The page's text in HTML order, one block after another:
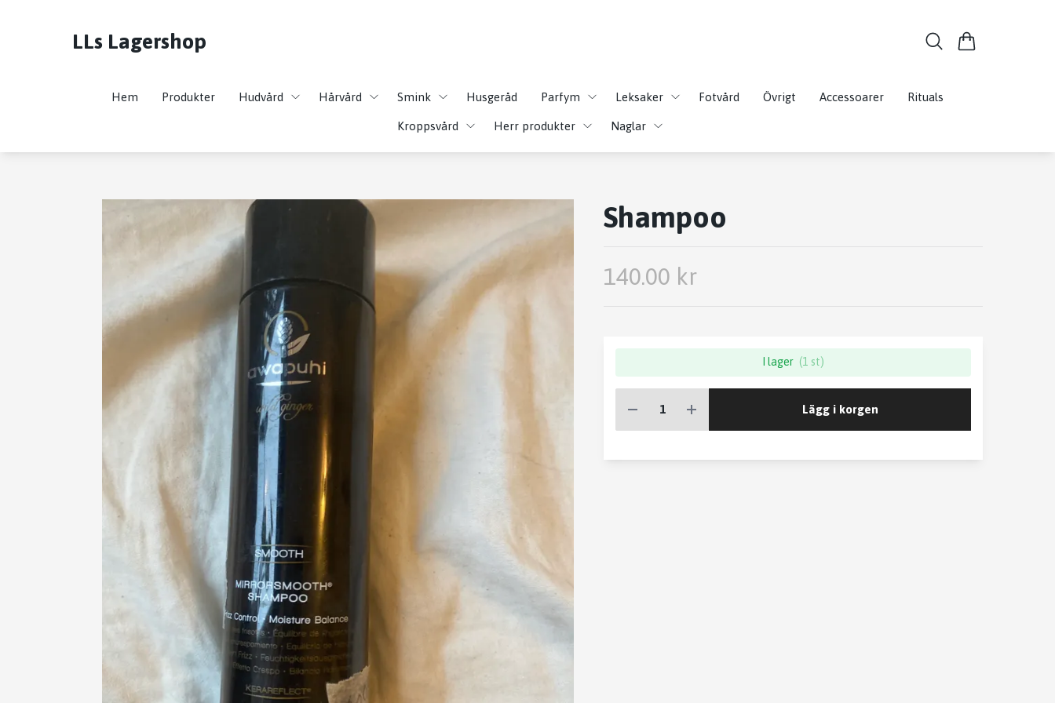
LLs Lagershop
Hem Produkter Hudvård Hårvård Smink Husgeråd Parfym Leksaker Fotvård Övrigt Accessoarer Rituals
Kroppsvård Herr produkter Naglar
Shampoo
140.00 kr
I lager (1 st)
Lägg i korgen